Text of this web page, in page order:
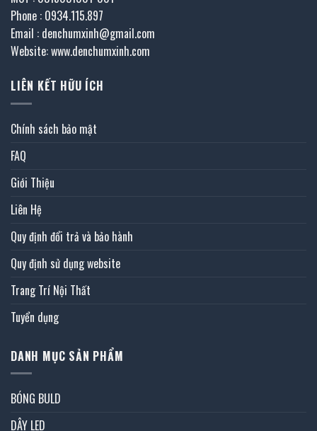
Phone : 0934.115.897
Email : denchumxinh@gmail.com
Website: www.denchumxinh.com
LIÊN KẾT HỮU ÍCH
Chính sách bảo mật
FAQ
Giới Thiệu
Liên Hệ
Quy định đổi trả và bảo hành
Quy định sử dụng website
Trang Trí Nội Thất
Tuyển dụng
DANH MỤC SẢN PHẨM
BÓNG BULD
DÂY LED